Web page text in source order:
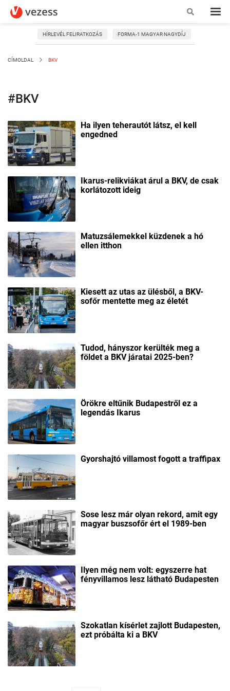
HÍRLEVÉL FELIRATKOZÁS FORMA-1 MAGYAR NAGYDÍJ
CÍMOLDAL BKV
#BKV
Ha ilyen teherautót látsz, el kell
engedned
Ikarus-relikviákat árul a BKV, de csak
korlátozott ideig
Matuzsálemekkel küzdenek a hó
ellen itthon
Kiesett az utas az ülésből, a BKV-
sofőr mentette meg az életét
Tudod, hányszor kerülték meg a
földet a BKV járatai 2025-ben?
Örökre eltűnik Budapestről ez a
legendás Ikarus
Gyorshajtó villamost fogott a traffipax
Sose lesz már olyan rekord, amit egy
magyar buszsofőr ért el 1989-ben
Ilyen még nem volt: egyszerre hat
fényvillamos lesz látható Budapesten
Szokatlan kísérlet zajlott Budapesten,
ezt próbálta ki a BKV